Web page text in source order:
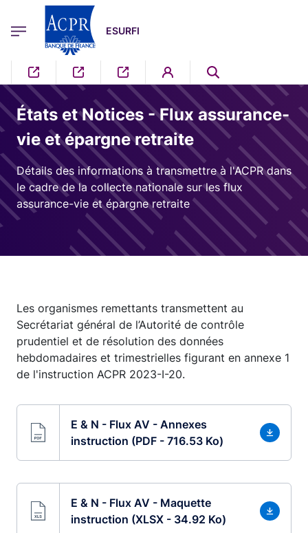
ESURFI Menu Principal
ESURFI
États et Notices - Flux assurance-
vie et épargne retraite
Détails des informations à transmettre à l'ACPR dans
le cadre de la collecte nationale sur les flux
assurance-vie et épargne retraite
Les organismes remettants transmettent au
Secrétariat général de l’Autorité de contrôle
prudentiel et de résolution des données
hebdomadaires et trimestrielles figurant en annexe 1
de l'instruction ACPR 2023-I-20.
E & N - Flux AV - Annexes
instruction (PDF - 716.53 Ko)
E & N - Flux AV - Maquette
instruction (XLSX - 34.92 Ko)